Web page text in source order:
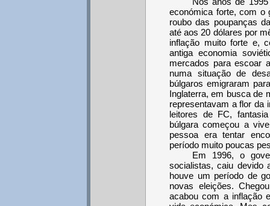
económica forte, com o
roubo das poupanças
até aos 20 dólares por
inflação muito forte e,
antiga economia
mercados para escoar
numa situação de
búlgaros emigraram
Inglaterra, em busca de
representavam a flor da
leitores de FC,
búlgara começou a
pessoa era tentar
período muito poucas
Em 1996, o
socialistas, caiu devido
houve um período de
novas eleições.
acabou com a inflação